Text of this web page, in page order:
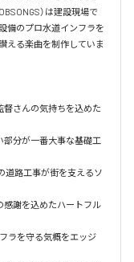
）は建設現場で
備のプロ水道インフラを
える楽曲を制作していま
督さんの気持ちを込めた
部分が一番大事な基礎工
道路工事が街を支えるソ
感謝を込めたハートフル
ラを守る気概をエッジ